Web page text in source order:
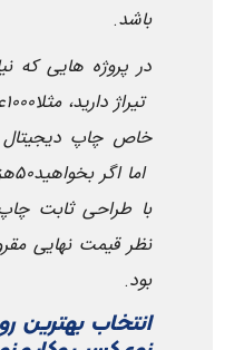
باشد.
در پروژه هایی که
تیراژ دارید، مثلا
۱۰۰۰
خاص چاپ دیجیتال
اما اگر بخواهید
۵۰
با طراحی ثابت
نظر قیمت نهایی
بود.
انتخاب